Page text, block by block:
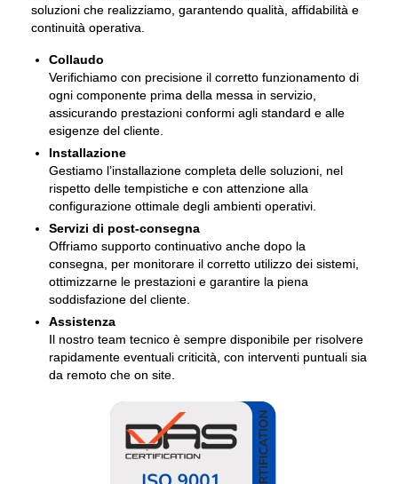
soluzioni che realizziamo, garantendo qualità, affidabilità e
continuità operativa.
Collaudo
Verifichiamo con precisione il corretto funzionamento di
ogni componente prima della messa in servizio,
assicurando prestazioni conformi agli standard e alle
esigenze del cliente.
Installazione
Gestiamo l’installazione completa delle soluzioni, nel
rispetto delle tempistiche e con attenzione alla
configurazione ottimale degli ambienti operativi.
Servizi di post-consegna
Offriamo supporto continuativo anche dopo la
consegna, per monitorare il corretto utilizzo dei sistemi,
ottimizzarne le prestazioni e garantire la piena
soddisfazione del cliente.
Assistenza
Il nostro team tecnico è sempre disponibile per risolvere
rapidamente eventuali criticità, con interventi puntuali sia
da remoto che on site.